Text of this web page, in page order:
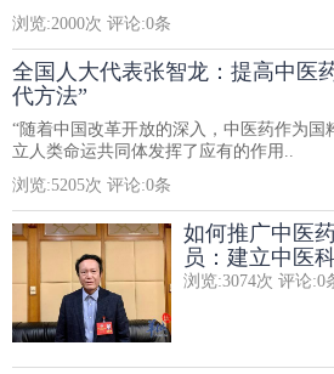
浏览:2000次 评论:0条
全国人大代表张智龙：提高中医
代方法”
“随着中国改革开放的深入，中医药作为国
立人类命运共同体发挥了应有的作用..
浏览:5205次 评论:0条
如何推广中医
员：建立中医
浏览:3074次 评论:0